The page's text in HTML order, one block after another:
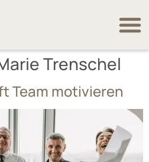
Trenschel
Team motivieren